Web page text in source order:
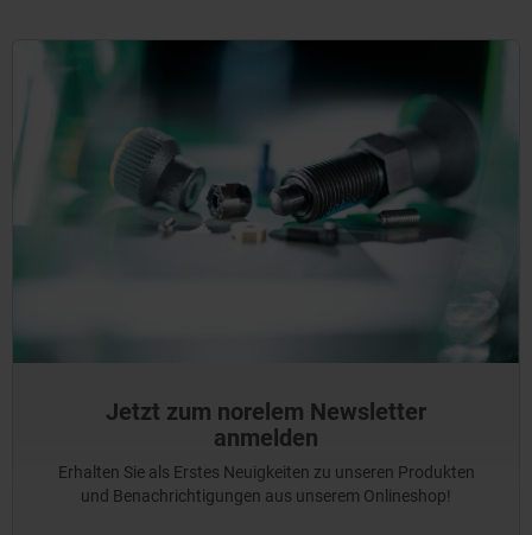
Jetzt zum norelem Newsletter
anmelden
Erhalten Sie als Erstes Neuigkeiten zu unseren Produkten
und Benachrichtigungen aus unserem Onlineshop!